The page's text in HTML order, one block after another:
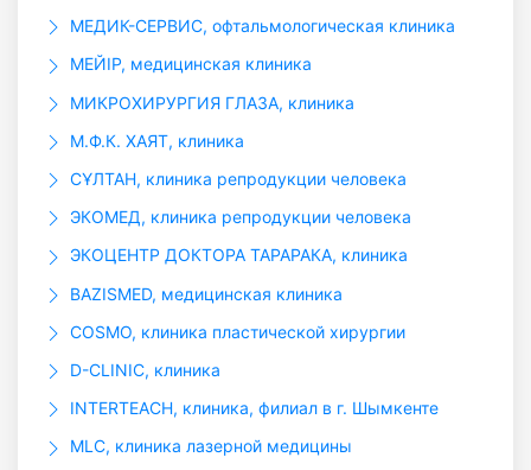
МЕДИК-СЕРВИС, офтальмологическая клиника
МЕЙІР, медицинская клиника
МИКРОХИРУРГИЯ ГЛАЗА, клиника
М.Ф.К. ХАЯТ, клиника
СҰЛТАН, клиника репродукции человека
ЭКОМЕД, клиника репродукции человека
ЭКОЦЕНТР ДОКТОРА ТАРАРАКА, клиника
BAZISMED, медицинская клиника
COSMO, клиника пластической хирургии
D-CLINIC, клиника
INTERTEACH, клиника, филиал в г. Шымкенте
MLC, клиника лазерной медицины